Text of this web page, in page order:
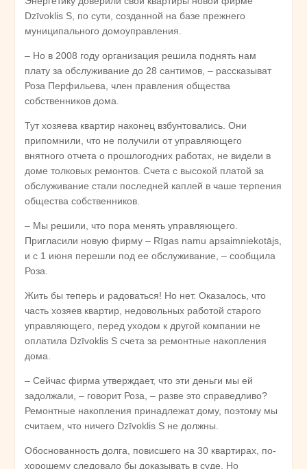
Dzīvoklis S, по сути, созданной на базе прежнего
муниципального домоуправления.
– Но в 2008 году организация решила поднять нам
плату за обслуживание до 28 сантимов, – рассказыват
Роза Перфильева, член правления общества
собственников дома.
Тут хозяева квартир наконец взбунтовались. Они
припомнили, что не получили от управляющего
внятного отчета о прошлогодних работах, не видели в
доме толковых ремонтов. Счета с высокой платой за
обслуживание стали последней каплей в чаше терпения
общества собственников.
– Мы решили, что пора менять управляющего.
Пригласили новую фирму – Rīgas namu apsaimniekotājs,
и с 1 июня перешли под ее обслуживание, – сообщила
Роза.
Жить бы теперь и радоваться! Но нет. Оказалось, что
часть хозяев квартир, недовольных работой старого
управляющего, перед уходом к другой компании не
оплатила Dzīvoklis S счета за ремонтные накопления
дома.
– Сейчас фирма утверждает, что эти деньги мы ей
задолжали, – говорит Роза, – разве это справедливо?
Ремонтные накопления принадлежат дому, поэтому мы
считаем, что ничего Dzīvoklis S не должны.
Обоснованность долга, повисшего на 30 квартирах, по-
хорошему следовало бы доказывать в суде. Но